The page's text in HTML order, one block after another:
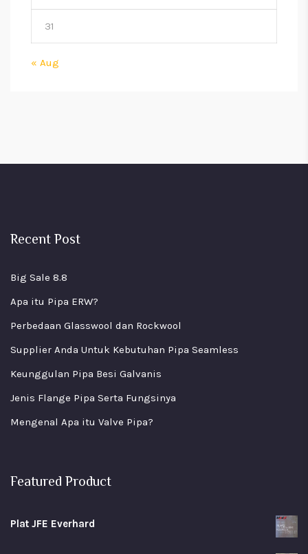
31
« Aug
Recent Post
Big Sale 8.8
Apa itu Pipa ERW?
Perbedaan Glasswool dan Rockwool
Supplier Anda Untuk Kebutuhan Pipa Seamless
Keunggulan Pipa Besi Galvanis
Jenis Flange Pipa Serta Fungsinya
Mengenal Apa itu Valve Pipa?
Featured Product
Plat JFE Everhard